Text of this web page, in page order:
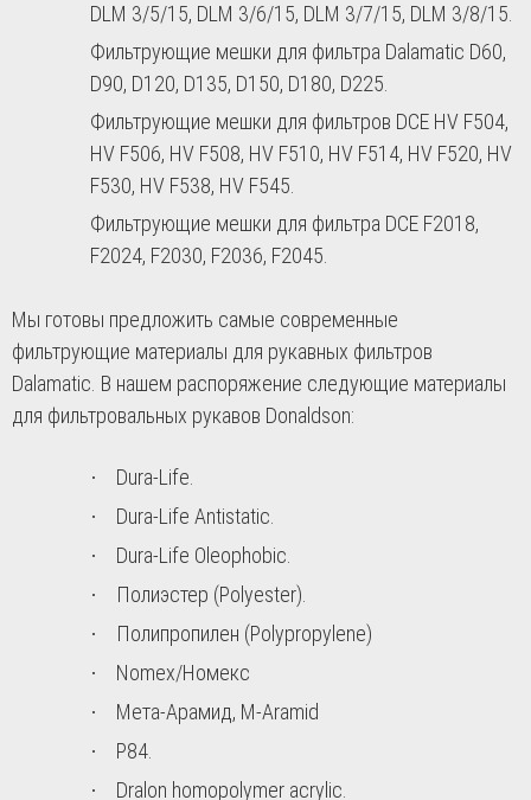
DLM 3/5/15, DLM 3/6/15, DLM 3/7/15, DLM 3/8/15.
Фильтрующие мешки для фильтра Dalamatic D60,
D90, D120, D135, D150, D180, D225.
Фильтрующие мешки для фильтров DCE HV F504,
HV F506, HV F508, HV F510, HV F514, HV F520, HV
F530, HV F538, HV F545.
Фильтрующие мешки для фильтра DCE F2018,
F2024, F2030, F2036, F2045.
Мы готовы предложить самые современные
фильтрующие материалы для рукавных фильтров
Dalamatic. В нашем распоряжение следующие материалы
для фильтровальных рукавов Donaldson:
· Dura-Life.
· Dura-Life Antistatic.
· Dura-Life Oleophobic
· Полиэстер (Polyester).
· Полипропилен (Polypropylene)
· Nomex/Номекс
· Мета-Арамид, M-Aramid
· P84.
· Dralon homopolymer acrylic